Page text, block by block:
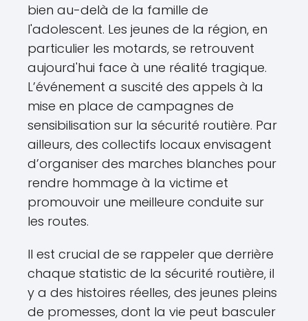
bien au-delà de la famille de
l'adolescent. Les jeunes de la région, en
particulier les motards, se retrouvent
aujourd'hui face à une réalité tragique.
L’événement a suscité des appels à la
mise en place de campagnes de
sensibilisation sur la sécurité routière. Par
ailleurs, des collectifs locaux envisagent
d’organiser des marches blanches pour
rendre hommage à la victime et
promouvoir une meilleure conduite sur
les routes.
Il est crucial de se rappeler que derrière
chaque statistic de la sécurité routière, il
y a des histoires réelles, des jeunes pleins
de promesses, dont la vie peut basculer